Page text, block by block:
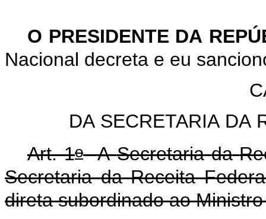
O PRESIDENTE DA
Nacional decreta e eu
DA SECRETARIA DA
Art. 1o A Secretaria da
Secretaria da Receita
direta subordinado ao Ministro